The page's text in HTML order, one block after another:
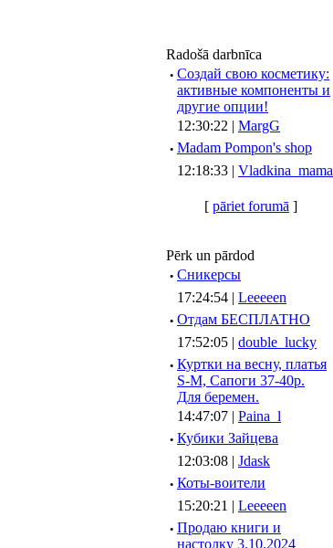
Radošā darbnīca
· Создай свою косметику:
активные компоненты и
другие опции!
12:30:22 | MargG
· Madam Pompon's shop
12:18:33 | Vladkina_mama
[ pāriet forumā ]
Pērk un pārdod
· Сникерсы
17:24:54 | Leeeeen
· Отдам БЕСПЛАТНО
17:52:05 | double_lucky
· Куртки на весну, платья
S-M, Сапоги 37-40р.
Для беремен.
14:47:07 | Paina_l
· Кубики Зайцева
12:03:08 | Jdask
· Коты-воители
15:20:21 | Leeeeen
· Продаю книги и
настолку 3.10.2024